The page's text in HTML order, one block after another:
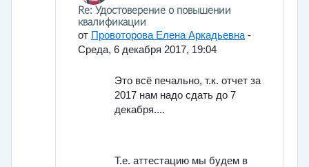
В ответ на Вшивцева Полина Александровна
Re: Удостоверение о повышении
квалификации
от Провоторова Елена Аркадьевна-
Среда, 6 декабря 2017, 19:04
Это всё печально, т.к. отчет за
2017 нам надо сдать до 7
декабря....
Т.е. аттестацию мы будем в